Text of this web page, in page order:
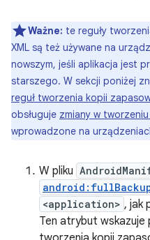
Ważne: te reguły
XML są też używane na
nowszym, jeśli aplikacja jest
starszego. W sekcji poniżej
reguł tworzenia kopii
obsługuje zmiany w
wprowadzone na
W pliku
<application> , jak
Ten atrybut wskazuje